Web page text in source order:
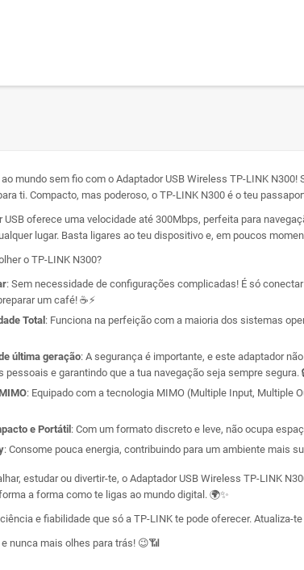
ao mundo sem fio com o Adaptador USB Wireless TP-LINK
ti. Compacto, mas poderoso, o TP-LINK N300 é o teu
USB oferece uma velocidade até 300Mbps, perfeita para
lugar. Basta ligares ao teu dispositivo e, em poucos
o TP-LINK N300?
: Sem necessidade de configurações complicadas! É só
um café! ☕⚡
Total : Funciona na perfeição com a maioria dos sistemas
última geração: A segurança é importante, e este adaptador
pessoais e garantindo que a tua navegação seja sempre segura.
: Equipado com a tecnologia MIMO (Multiple Input, Multiple
e Portátil : Com um formato discreto e leve, não ocupa
: Consome pouca energia, contribuindo para um ambiente mais
estudar ou divertir-te, o Adaptador USB Wireless TP-LINK
a forma como te ligas ao mundo digital. 🌍✨
e fiabilidade que só a TP-LINK te pode oferecer. Atualiza-
nunca mais olhes para trás! 😉📶